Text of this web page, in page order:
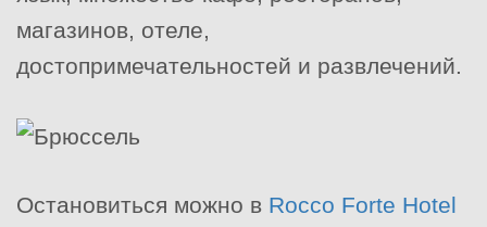
магазинов, отеле,
достопримечательностей и развлечений.
Остановиться можно в Rocco Forte Hotel